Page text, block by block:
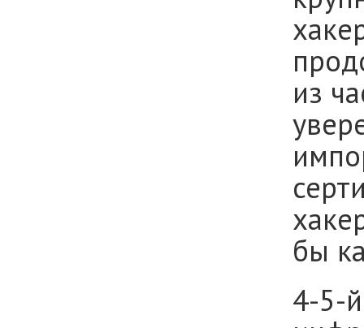
из
бы
4-5-